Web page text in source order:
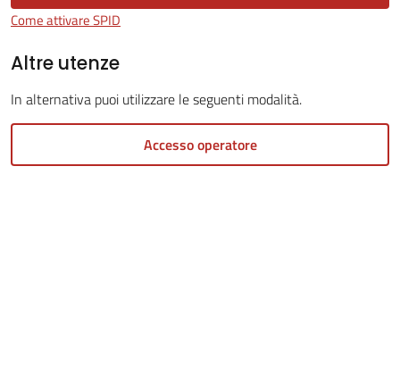
Tutti
gli
argomenti...
Come attivare SPID
Altre utenze
In alternativa puoi utilizzare le seguenti modalità.
Accesso operatore